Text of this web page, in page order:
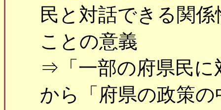
民と対話できる関
ことの意義
⇒「一部の府県民に
から「府県の政策